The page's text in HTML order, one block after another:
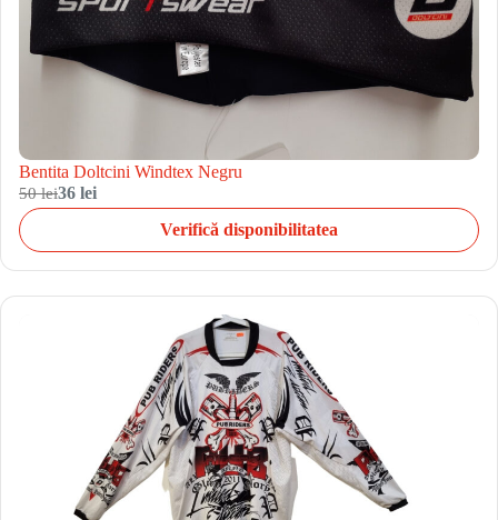
Bentita Doltcini Windtex Negru
50 lei36 lei
Verifică disponibilitatea